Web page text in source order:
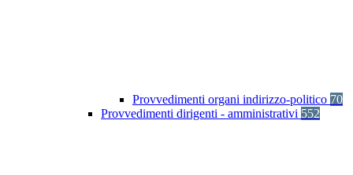
Provvedimenti organi indirizzo-politico 70
Provvedimenti dirigenti - amministrativi 552